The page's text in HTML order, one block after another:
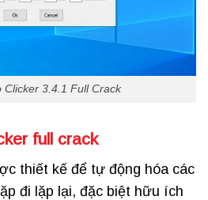
Clicker 3.4.1 Full Crack
full crack
thiết kế để tự động hóa các
đi lặp lại, đặc biệt hữu ích